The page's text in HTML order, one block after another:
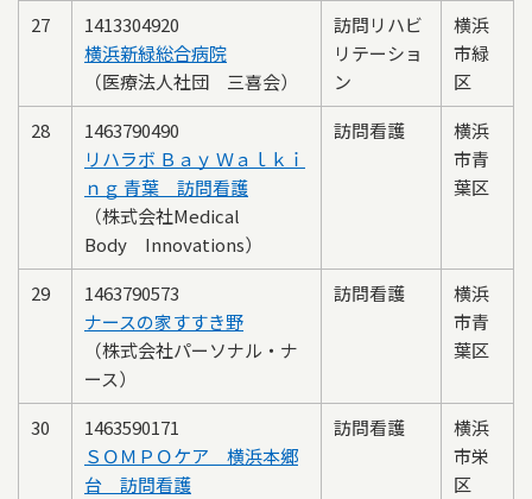
27
1413304920
横浜新緑総合病院
（医療法人社団 三喜会）
訪問リハビ
リテーショ
ン
横浜
市緑
区
28
1463790490
リハラボ Ｂａｙ Ｗａｌｋｉ
ｎｇ 青葉 訪問看護
（株式会社Medical
Body Innovations）
訪問看護
横浜
市青
葉区
29
1463790573
ナースの家すすき野
（株式会社パーソナル・ナ
ース）
訪問看護
横浜
市青
葉区
30
1463590171
ＳＯＭＰＯケア 横浜本郷
台 訪問看護
訪問看護
横浜
市栄
区